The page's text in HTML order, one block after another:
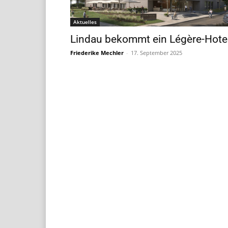
Aktuelles
Lindau bekommt ein Légère-
Friederike Mechler - 17. September 2025